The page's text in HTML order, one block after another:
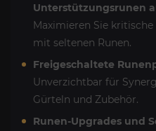
Unterstützungsrunen
Maximieren Sie
mit seltenen Runen.
Freigeschaltete
Unverzichtbar für
Gürteln und Zubehör.
Runen-Upgrades und